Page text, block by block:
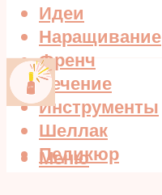
Идеи
Наращивание
Френч
Лечение
Инструменты
Шеллак
Педикюр
Меню